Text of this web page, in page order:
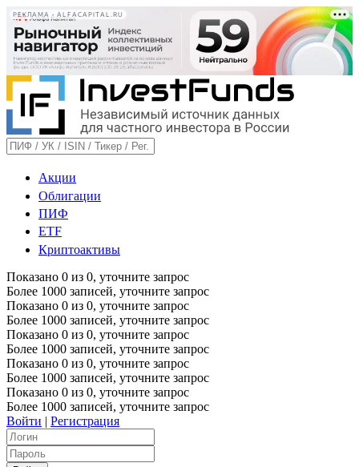
РЕКЛАМА • ALFACAPITAL.RU
Акции
Облигации
ПИФ
ETF
Криптоактивы
Показано 0 из 0, уточните запрос
Более 1000 записей, уточните запрос
Показано 0 из 0, уточните запрос
Более 1000 записей, уточните запрос
Показано 0 из 0, уточните запрос
Более 1000 записей, уточните запрос
Показано 0 из 0, уточните запрос
Более 1000 записей, уточните запрос
Показано 0 из 0, уточните запрос
Более 1000 записей, уточните запрос
Войти | Регистрация